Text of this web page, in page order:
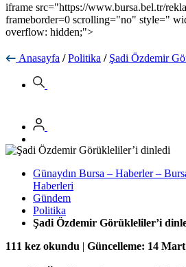
iframe src="https://www.bursa.bel.tr/
frameborder=0 scrolling="no" style=" width: 720px; height:400px;
overflow: hidden;">
Anasayfa / Politika / Şadi Özdemir
Günaydın Bursa – Haberler –
Haberleri
Gündem
Politika
Şadi Özdemir Görükleliler’i
111 kez okundu | Güncelleme: 14